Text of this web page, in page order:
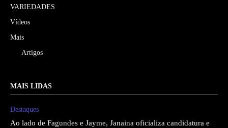
VARIEDADES
Vídeos
Mais
Artigos
MAIS LIDAS
Destaques
Ao lado de Fagundes e Jayme, Janaina oficializa candidatura e